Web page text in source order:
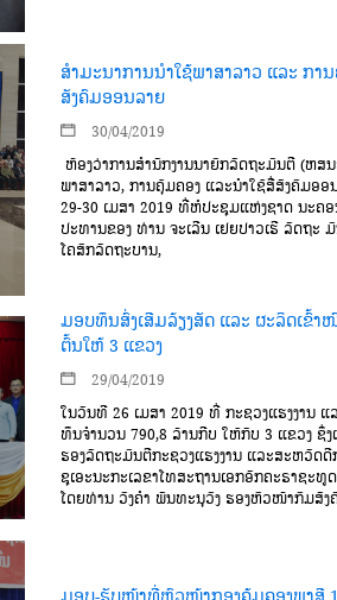
ສຳມະນາການນຳໃຊ້ພາສາລາວ ແລະ ກາ
ສັງຄົມອອນລາຍ
30/04/2019
ຫ້ອງວ່າການສໍານັກງານນາຍົກລັດຖະມົນຕີ (ຫສ
ພາສາລາວ, ການຄຸ້ມຄອງ ແລະນໍາໃຊ້ສື່ສັງຄົມອ
29-30 ເມສາ 2019 ທີ່ຫໍປະຊຸມແຫ່ງຊາດ ນະຄອ
ປະທານຂອງ ທ່ານ ຈະເລີນ ເຢຍປາວເຮີ ລັດຖະ
ໂຄສົກລັດຖະບານ,
ມອບທຶນສົ່ງເສີມລ້ຽງສັດ ແລະ ຜະລິດເຂົ້າ
ຕົ້ນໃຫ້ 3 ແຂວງ
29/04/2019
ໃນວັນທີ 26 ເມສາ 2019 ທີ່ ກະຊວງແຮງງານ
ທຶນຈຳນວນ 790,8 ລ້ານກີບ ໃຫ້ກັບ 3 ແຂວງ ຊຶ່
ຮອງລັດຖະມົນຕີກະຊວງແຮງງານ ແລະສະຫວັດ
ຊຸເອະນະກະເລຂາໂທສະຖານເອກອັກຄະຣາຊະ
ໂດຍທ່ານ ວົງຄຳ ພັນທະນຸວົງ ຮອງຫົວໜ້າກົມສັງຄົ